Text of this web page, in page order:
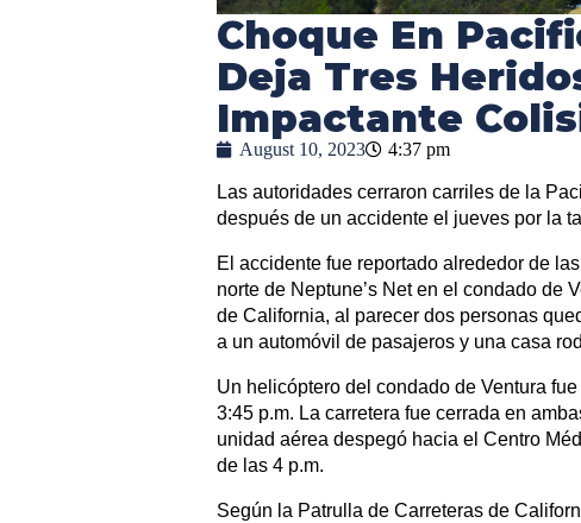
Choque En
Deja Tres
Impactante
August 10, 2023 4:37 pm
Las autoridades cerraron carriles de la
después de un accidente el jueves por la
El accidente fue reportado alrededor de
norte de Neptune’s Net en el condado de
de California, al parecer dos personas
a un automóvil de pasajeros y una casa
Un helicóptero del condado de Ventura
3:45 p.m. La carretera fue cerrada en
unidad aérea despegó hacia el Centro
de las 4 p.m.
Según la Patrulla de Carreteras de